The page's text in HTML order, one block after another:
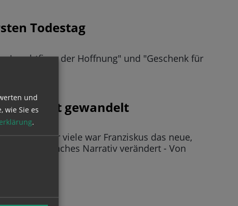
Todestag
Leuchtfigur der Hoffnung" und "Geschenk für
leicht gewandelt
starb - Für viele war Franziskus das neue,
sich manches Narrativ verändert - Von
und
wie Sie es
.